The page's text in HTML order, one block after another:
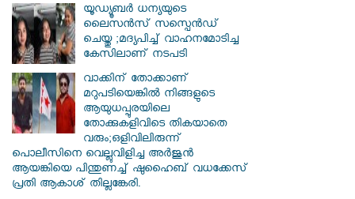
യൂഡ്യൂബർ ധന്യയുടെ
ലൈസൻസ് സസ്പെൻഡ്
ചെയ്തു ;മദ്യപിച്ച് വാഹനമോടിച്ച
കേസിലാണ് നടപടി
വാക്കിന് തോക്കാണ്
മറുപടിയെങ്കിൽ നിങ്ങളുടെ
ആയുധപ്പുരയിലെ
തോക്കുകളിവിടെ തികയാതെ
വരും;ഒളിവിലിരുന്ന്
പൊലീസിനെ വെല്ലുവിളിച്ച അർജുൻ
ആയങ്കിയെ പിന്തുണച്ച് ഷുഹൈബ് വധക്കേസ്
പ്രതി ആകാശ് തില്ലങ്കേരി.